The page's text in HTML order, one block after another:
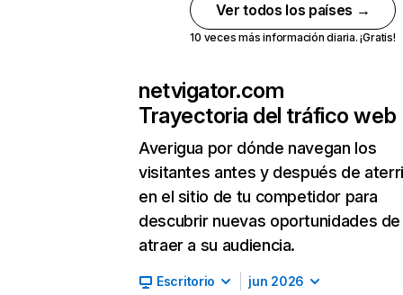
Ver todos los países →
10 veces más información diaria. ¡Gratis!
netvigator.com
Trayectoria del tráfico web
Averigua por dónde navegan los
visitantes antes y después de
en el sitio de tu competidor para
descubrir nuevas oportunidades de
atraer a su audiencia.
Escritorio jun 2026